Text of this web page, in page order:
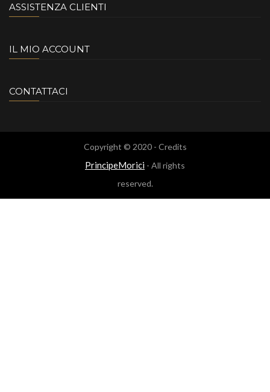
ASSISTENZA CLIENTI
IL MIO ACCOUNT
CONTATTACI
Copyright © 2020 - Credits
PrincipeMorici - All rights
reserved.